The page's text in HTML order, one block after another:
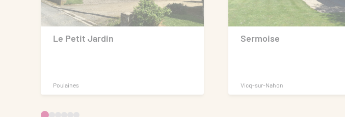
Le Petit Jardin
Poulaines
Sermoise
Vicq-sur-Nahon